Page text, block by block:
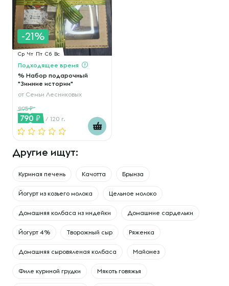
-21%
Ср Чт Пт Сб Вс
Подходящее время
% Набор подарочный
"Зимние истории"
от Семьи Лесниковых
995
790 / 120 г.
Другие ищут:
Куриная печень Качотта Брынза
Йогурт из козьего молока Цельное молоко
Домашняя колбаса из индейки Домашние сардельки
Йогурт 4% Творожный сыр Ряженка
Домашняя сыровяленая колбаса Майонез
Филе куриной грудки Мякоть говяжья